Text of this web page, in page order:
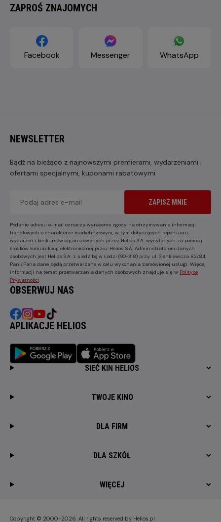
ZAPROŚ ZNAJOMYCH
Facebook Messenger WhatsApp
NEWSLETTER
Bądź na bieżąco z najnowszymi premierami, wydarzeniami i
ofertami specjalnymi, kuponami rabatowymi
ZAPISZ MNIE
Podanie adresu e-mail oznacza wyrażenie zgody na otrzymywanie informacji
handlowych o charakterze marketingowym, w tym dotyczących repertuaru,
wydarzeń i konkursów organizowanych przez Helios S.A. wysyłanych za pomocą
środków komunikacji elektronicznej przez Helios S.A. Administratorem danych
osobowych jest Helios S.A. z siedzibą w Łodzi (90-318) przy ul. Sienkiewicza 82/84.
Pani/Pana dane będą przetwarzane w celu wykonania zamówionej usługi. Więcej
informacji na temat przetwarzania danych osobowych znajduje się w Polityce
Prywatności
OBSERWUJ NAS
APLIKACJE HELIOS
SIEĆ KIN HELIOS
TWOJE KINO
DLA FIRM
DLA SZKÓŁ
WIĘCEJ
Copyright © 2000-2026. All rights reserved by Helios.pl